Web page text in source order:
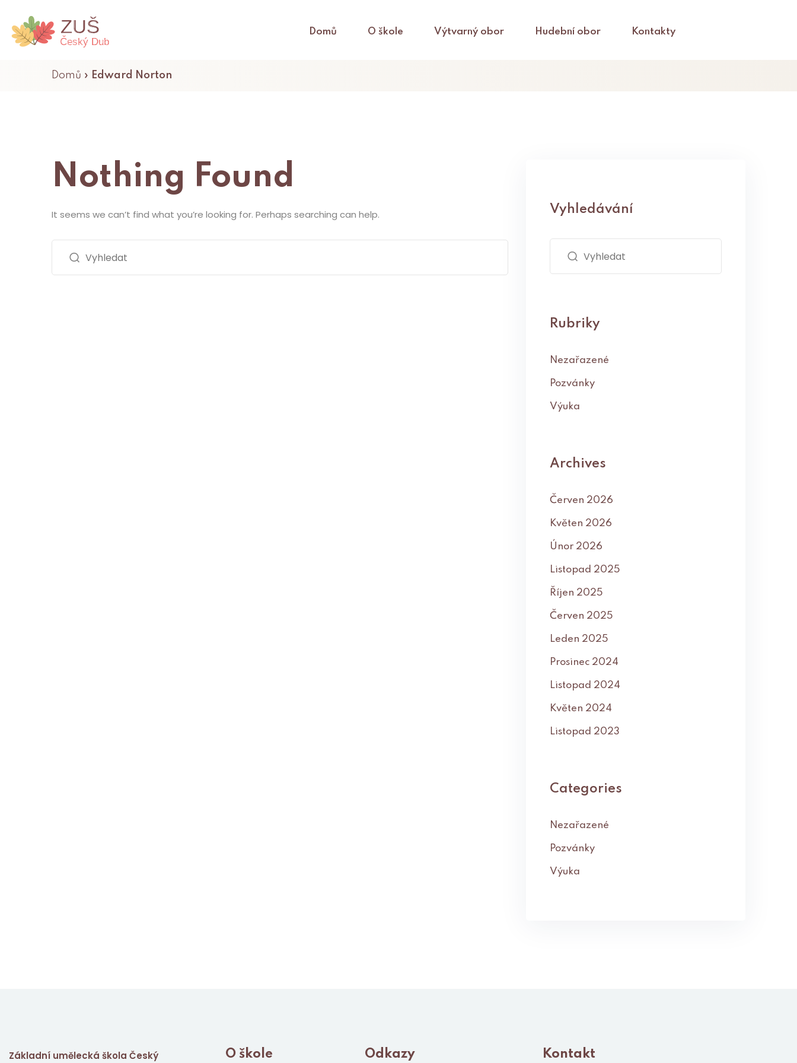
Domů O škole Výtvarný obor Hudební obor Kontakty
Domů » Edward Norton
Nothing Found
It seems we can’t find what you’re looking for. Perhaps searching can help. Vyhledávání
Rubriky
Nezařazené
Pozvánky
Výuka
Archives
Červen 2026
Květen 2026
Únor 2026
Listopad 2025
Říjen 2025
Červen 2025
Leden 2025
Prosinec 2024
Listopad 2024
Květen 2024
Listopad 2023
Categories
Nezařazené
Pozvánky
Výuka
Základní umělecká škola Český O škole Odkazy Kontakt